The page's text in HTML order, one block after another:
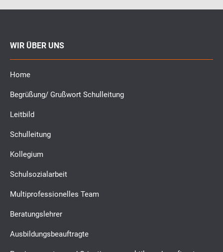
WIR ÜBER UNS
Home
Begrüßung/ Grußwort Schulleitung
Leitbild
Schulleitung
Kollegium
Schulsozialarbeit
Multiprofessionelles Team
Beratungslehrer
Ausbildungsbeauftragte